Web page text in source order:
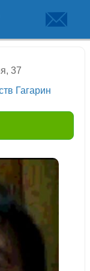
37
Гагарин